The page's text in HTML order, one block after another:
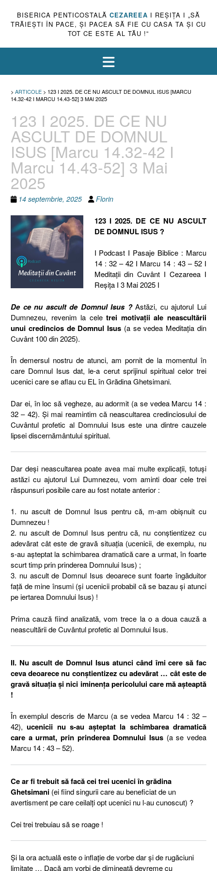
BISERICA PENTICOSTALĂ CEZAREEA I REŞIŢA I „SĂ
TRĂIEŞTI ÎN PACE, ŞI PACEA SĂ FIE CU CASA TA ŞI CU
TOT CE ESTE AL TĂU !”
> ARTICOLE > 123 I 2025. DE CE NU ASCULT DE DOMNUL ISUS [MARCU
14.32-42 I MARCU 14.43-52] 3 MAI 2025
123 I 2025. DE CE NU
ASCULT DE DOMNUL
ISUS [Marcu 14.32-42 I
Marcu 14.43-52] 3 Mai
2025
14 septembrie, 2025 Florin
123 I 2025. DE CE NU ASCULT
DE DOMNUL ISUS ?
I Podcast I Pasaje Biblice : Marcu
14 : 32 – 42 I Marcu 14 : 43 – 52 I
Meditaţii din Cuvânt I Cezareea I
Reşiţa I 3 Mai 2025 I
De ce nu ascult de Domnul Isus ?Astăzi, cu ajutorul Lui
Dumnezeu, revenim la celetrei motivații ale neascultării
unui credincios de Domnul Isus (a se vedea Meditația din
Cuvânt 100 din 2025).
În demersul nostru de atunci, am pornit de la momentul în
care Domnul Isus dat, le-a cerut sprijinul spiritual celor trei
ucenici care se aflau cu EL în Grădina Ghetsimani.
Dar ei, în loc să vegheze, au adormit (a se vedea Marcu 14 :
32 – 42). Și mai reamintim că neascultarea credinciosului de
Cuvântul profetic al Domnului Isus este una dintre cauzele
lipsei discernământului spiritual.
Dar deși neascultarea poate avea mai multe explicații, totuși
astăzi cu ajutorul Lui Dumnezeu, vom aminti doar cele trei
răspunsuri posibile care au fost notate anterior :
1. nu ascult de Domnul Isus pentru că, m-am obișnuit cu
Dumnezeu !
2. nu ascult de Domnul Isus pentru că, nu conștientizez cu
adevărat cât este de gravă situația (ucenicii, de exemplu, nu
s-au așteptat la schimbarea dramatică care a urmat, în foarte
scurt timp prin prinderea Domnului Isus) ;
3. nu ascult de Domnul Isus deoarece sunt foarte îngăduitor
față de mine însumi (și ucenicii probabil că se bazau și atunci
pe iertarea Domnului Isus) !
Prima cauză fiind analizată, vom trece la o a doua cauză a
neascultării de Cuvântul profetic al Domnului Isus.
II. Nu ascult de Domnul Isus atunci când îmi cere să fac
ceva deoarece nu conștientizez cu adevărat … cât este de
gravă situația și nici iminența pericolului care mă așteaptă
!
În exemplul descris de Marcu (a se vedea Marcu 14 : 32 –
42),ucenicii nu s-au așteptat la schimbarea dramatică
care a urmat, prin prinderea Domnului Isus (a se vedea
Marcu 14 : 43 – 52).
Ce ar fi trebuit să facă cei trei ucenici în grădina
Ghetsimani (ei fiind singurii care au beneficiat de un
avertisment pe care ceilalți opt ucenici nu l-au cunoscut) ?
Cei trei trebuiau să se roage !
Și la ora actuală este o inflație de vorbe dar și de rugăciuni
limitate … Dacă am vorbi de dimineață devreme cu